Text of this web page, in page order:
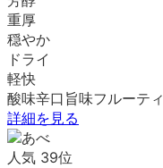
重厚
穏やか
ドライ
軽快
酸味辛口 旨味フルーティ
詳細を見る
人気 39位